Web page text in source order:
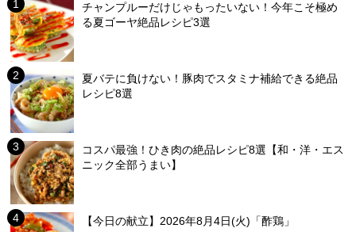
チャンプルーだけじゃもったいない！今年こそ極め
る夏ゴーヤ絶品レシピ3選
夏バテに負けない！豚肉でスタミナ補給できる絶品
レシピ8選
コスパ最強！ひき肉の絶品レシピ8選【和・洋・エス
ニック全部うまい】
【今日の献立】2026年8月4日(火)「酢鶏」